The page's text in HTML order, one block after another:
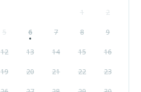
1 2
5 6 7 8 9
12 13 14 15 16
19 20 21 22 23